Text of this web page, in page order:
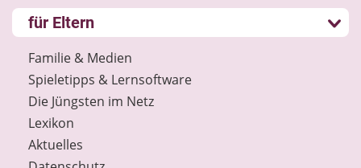
Internet-ABC Sitemap
Barrierefreiheit
Länderprojekte
Spiel und Spaß
Mitreden und Mitmachen
Lexikon
Datenschutz
Newsletter
Lernmodule
Unterrichts­materialien
Internet-ABC-Schule
Praxishilfen
Aktuelles
Materialbestellung
Lexikon
für Eltern
Familie & Medien
Spieletipps & Lernsoftware
Die Jüngsten im Netz
Lexikon
Aktuelles